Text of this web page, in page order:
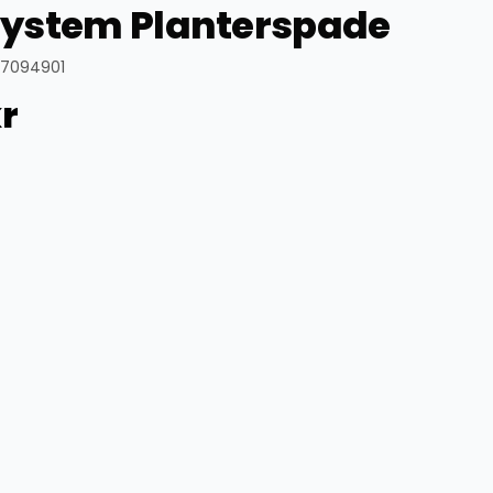
Planterspade